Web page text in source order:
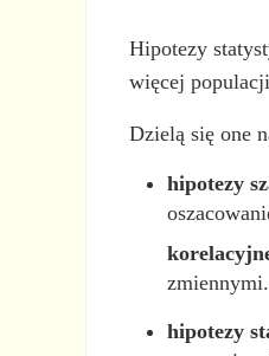
Hipotezy
więcej
Dzielą się one
hipotezy
zmiennymi.
hipotezy